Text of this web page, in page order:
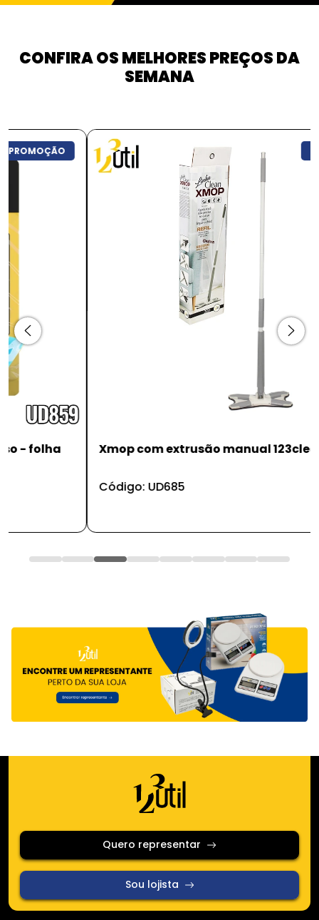
CONFIRA OS MELHORES PREÇOS DA
SEMANA
PROMOÇÃO
Xmop com extrusão manual 123clean
Código: UD685
Quero representar
Sou lojista